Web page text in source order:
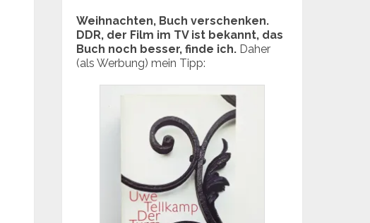
Weihnachten, Buch verschenken.
DDR, der Film im TV ist bekannt, das
Buch noch besser, finde ich. Daher
(als Werbung) mein Tipp: